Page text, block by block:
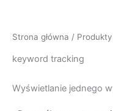
Strona główna /
keyword tracking
Wyświetlanie jednego